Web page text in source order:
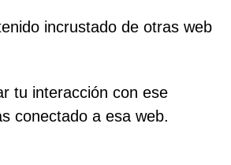
incrustado de otras web
tu interacción con ese
conectado a esa web.